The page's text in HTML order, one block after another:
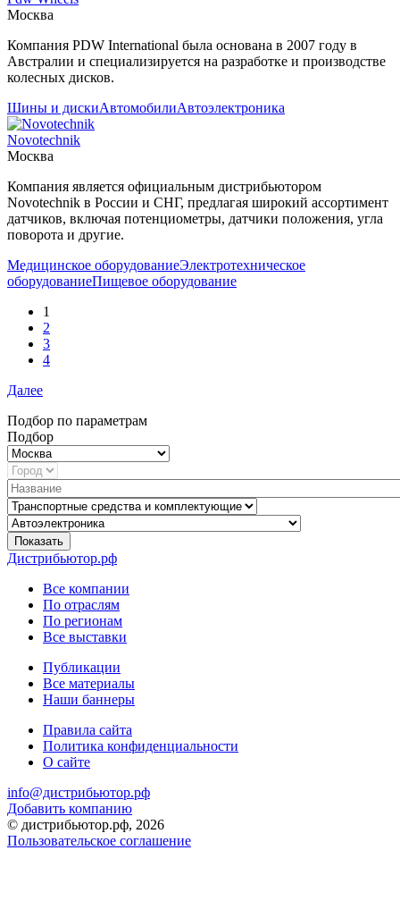
Москва
Компания PDW International была основана в 2007 году в
Австралии и специализируется на разработке и производстве
колесных дисков.
Шины и дискиАвтомобилиАвтоэлектроника
Novotechnik
Москва
Компания является официальным дистрибьютором
Novotechnik в России и СНГ, предлагая широкий ассортимент
датчиков, включая потенциометры, датчики положения, угла
поворота и другие.
Медицинское оборудованиеЭлектротехническое
оборудованиеПищевое оборудование
1
2
3
4
Далее
Подбор по параметрам
Подбор
Показать
Дистрибьютор.рф
Все компании
По отраслям
По регионам
Все выставки
Публикации
Все материалы
Наши баннеры
Правила сайта
Политика конфиденциальности
О сайте
info@дистрибьютор.рф
Добавить компанию
© дистрибьютор.рф, 2026
Пользовательское соглашение